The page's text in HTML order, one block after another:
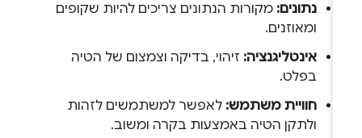
נתונים:מקורות הנתונים צריכים להיות שקופים
ומאוזנים.
אינטליגנציה:זיהוי, בדיקה וצמצום של הטיה
בפלט.
חוויית משתמש:לאפשר למשתמשים לזהות
ולתקן הטיה באמצעות בקרה ומשוב.